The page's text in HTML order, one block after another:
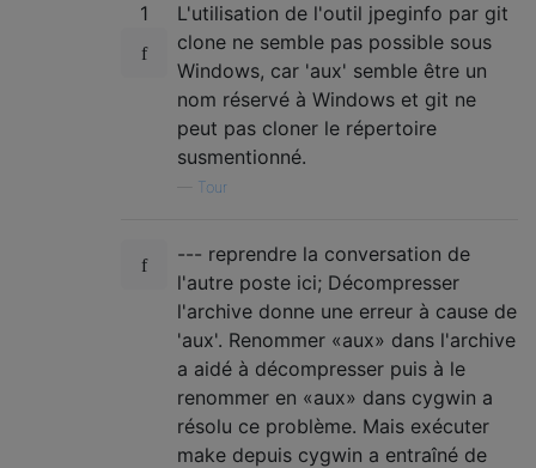
1
L'utilisation de l'outil jpeginfo par git
clone ne semble pas possible sous
Windows, car 'aux' semble être un
nom réservé à Windows et git ne
peut pas cloner le répertoire
susmentionné.
Tour
--- reprendre la conversation de
l'autre poste ici; Décompresser
l'archive donne une erreur à cause de
'aux'. Renommer «aux» dans l'archive
a aidé à décompresser puis à le
renommer en «aux» dans cygwin a
résolu ce problème. Mais exécuter
make depuis cygwin a entraîné de